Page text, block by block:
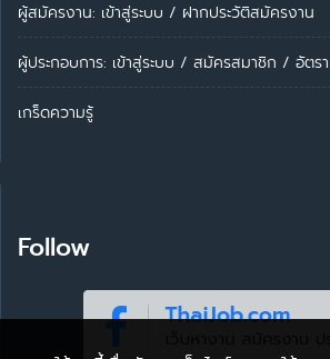
ผู้สมัครงาน: เข้าสู่ระบบ / ฝากประวัติสมัครงาน
ผู้ประกอบการ: เข้าสู่ระบบ / สมัครสมาชิก / อัตร
เกร็ดความรู้
Follow